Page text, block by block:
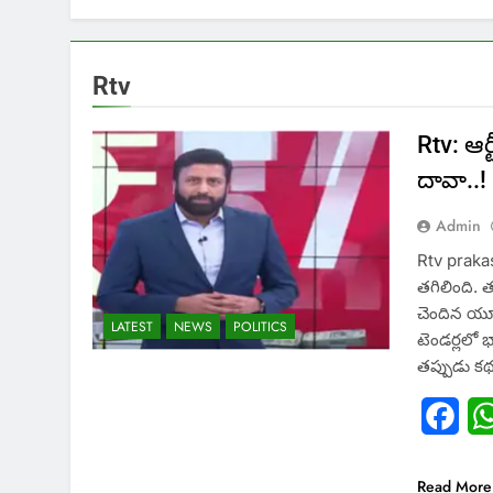
Rtv
LATEST NEWS POLITICS
Rtv:
దావా..!
Admin
Rtv
తగిలింది.
చెందిన
టెండర్లలో
తప్పుడు
Read More